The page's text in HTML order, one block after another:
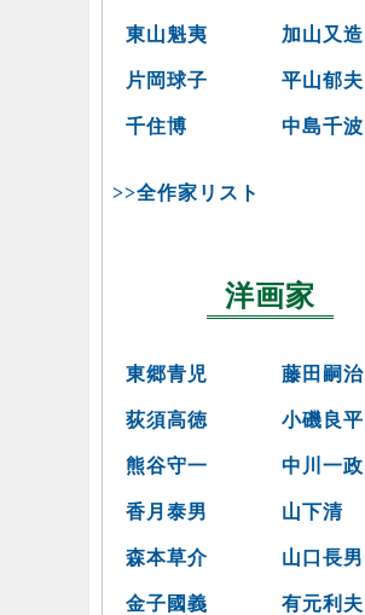
東山魁夷 加山又造
片岡球子 平山郁夫
千住博 中島千波
>>全作家リスト
洋画家
東郷青児 藤田嗣治
荻須高徳 小磯良平
熊谷守一 中川一政
香月泰男 山下清
森本草介 山口長男
金子國義 有元利夫